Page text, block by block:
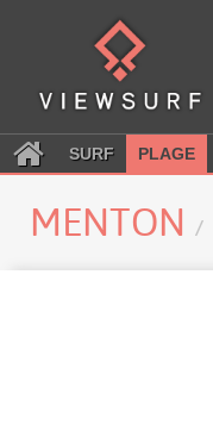
SURF PLAGE
MENTON